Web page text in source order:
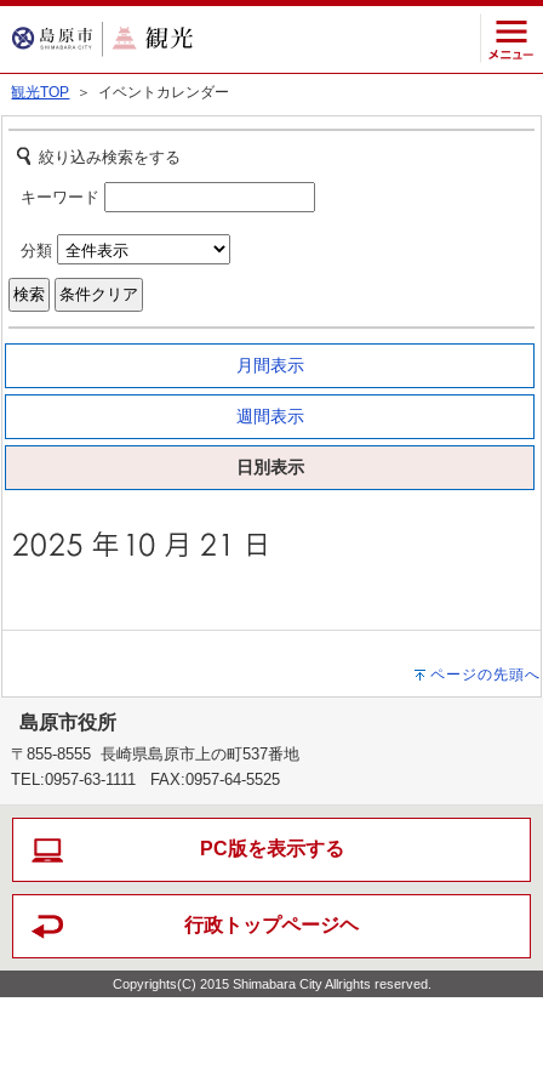
観光TOP ＞ イベントカレンダー
絞り込み検索をする
キーワード
分類
月間表示
週間表示
日別表示
ページの先頭へ
島原市役所
〒855-8555 長崎県島原市上の町537番地
TEL:0957-63-1111 FAX:0957-64-5525
PC版を表示する
行政トップページヘ
Copyrights(C) 2015 Shimabara City Allrights reserved.